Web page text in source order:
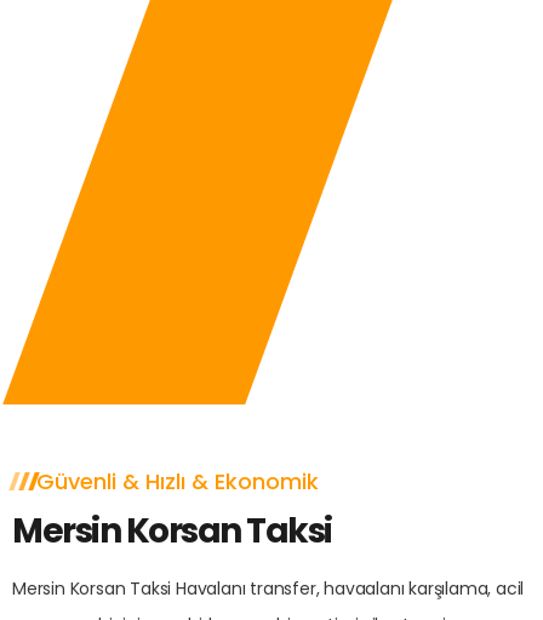
Güvenli & Hızlı & Ekonomik
Mersin Korsan Taksi
Mersin Korsan Taksi Havalanı transfer, havaalanı karşılama, acil